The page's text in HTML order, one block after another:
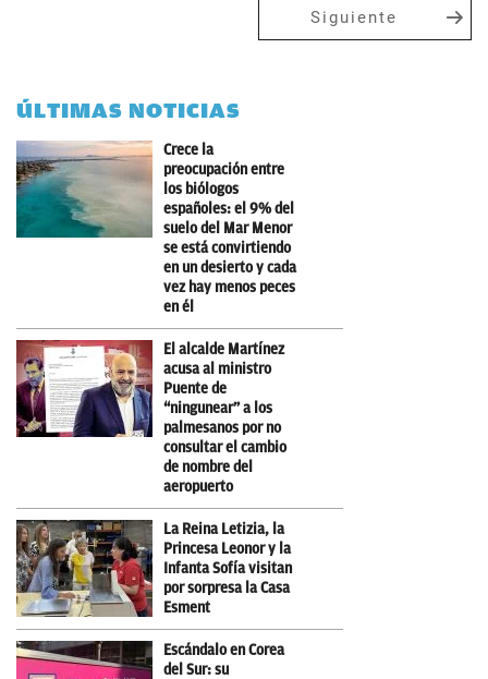
Siguiente
ÚLTIMAS NOTICIAS
Crece la
preocupación entre
los biólogos
españoles: el 9% del
suelo del Mar Menor
se está convirtiendo
en un desierto y cada
vez hay menos peces
en él
El alcalde Martínez
acusa al ministro
Puente de
“ningunear” a los
palmesanos por no
consultar el cambio
de nombre del
aeropuerto
La Reina Letizia, la
Princesa Leonor y la
Infanta Sofía visitan
por sorpresa la Casa
Esment
Escándalo en Corea
del Sur: su